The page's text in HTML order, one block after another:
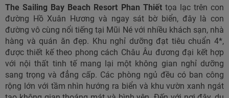
The Sailing Bay Beach Resort Phan Thiết tọa lạc trên con
đường Hồ Xuân Hương và ngay sát bờ biển, đây là con
đường vô cùng nổi tiếng tại Mũi Né với nhiều khách sạn, nhà
hàng và quán ăn đẹp. Khu nghỉ dưỡng đạt tiêu chuẩn 4*,
được thiết kế theo phong cách Châu Âu đương đại kết hợp
với nội thất tinh tế mang lại một không gian nghỉ dưỡng
sang trọng và đẳng cấp. Các phòng ngủ đều có ban công
rộng lớn với tầm nhìn hướng ra biển và khu vườn xanh ngát